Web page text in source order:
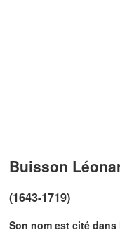
Buisson
(1643-1719)
Son nom est cité